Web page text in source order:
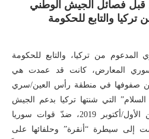
قبل فصائل الجيش الوطني
والتابع للحكومة
من تركيا، والتابع للحكومة
السوري المعارض، كانت قد عمدت هي
صفوفها في منطقة رأس العين/سري
التي شنتها تركيا بدعم الجيش
الوطني السوري، خلال تشرين الأول/أكتوبر 2019، ضدّ قوات سوريا
إلى سيطرة “أنقرة” وحلفائها على